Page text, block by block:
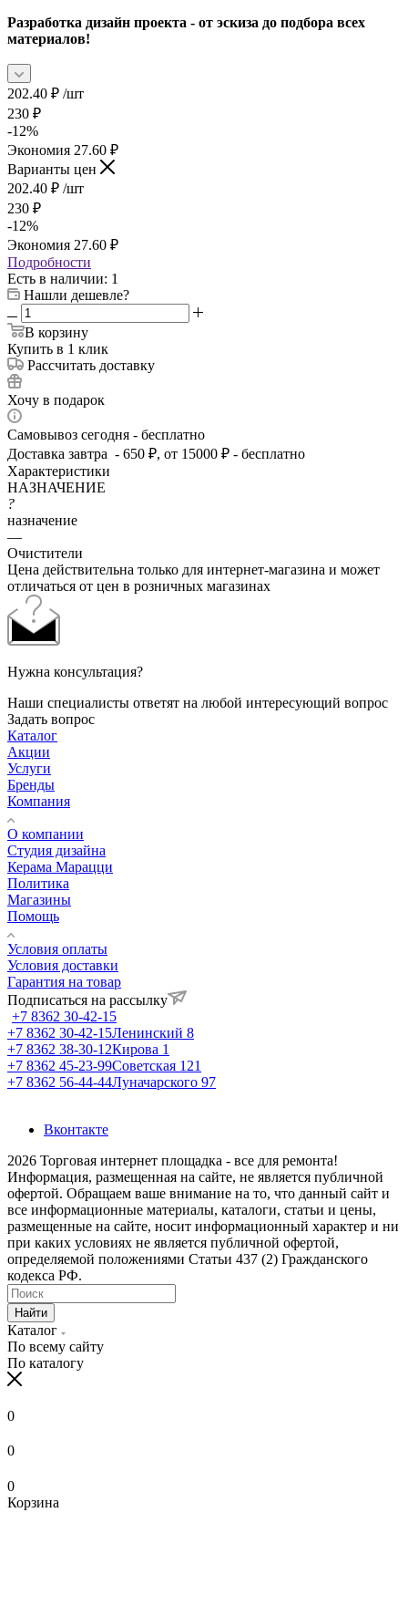
Разработка дизайн проекта - от эскиза до подбора всех
материалов!
202.40 ₽ /шт
230 ₽
-12%
Экономия 27.60 ₽
Варианты цен
202.40 ₽ /шт
230 ₽
-12%
Экономия 27.60 ₽
Подробности
Есть в наличии: 1
Нашли дешевле?
В корзину
Купить в 1 клик
Рассчитать доставку
Хочу в подарок
Самовывоз сегодня - бесплатно
Доставка завтра - 650 ₽, от 15000 ₽ - бесплатно
Характеристики
НАЗНАЧЕНИЕ
?
назначение
—
Очистители
Цена действительна только для интернет-магазина и может
отличаться от цен в розничных магазинах
Нужна консультация?
Наши специалисты ответят на любой интересующий вопрос
Задать вопрос
Каталог
Акции
Услуги
Бренды
Компания
О компании
Студия дизайна
Керама Марацци
Политика
Магазины
Помощь
Условия оплаты
Условия доставки
Гарантия на товар
Подписаться на рассылку
+7 8362 30-42-15
+7 8362 30-42-15Ленинский 8
+7 8362 38-30-12Кирова 1
+7 8362 45-23-99Советская 121
+7 8362 56-44-44Луначарского 97
Вконтакте
2026 Торговая интернет площадка - все для ремонта!
Информация, размещенная на сайте, не является публичной
офертой. Обращаем ваше внимание на то, что данный сайт и
все информационные материалы, каталоги, статьи и цены,
размещенные на сайте, носит информационный характер и ни
при каких условиях не является публичной офертой,
определяемой положениями Статьи 437 (2) Гражданского
кодекса РФ.
Найти
Каталог
По всему сайту
По каталогу
0
0
0
Корзина